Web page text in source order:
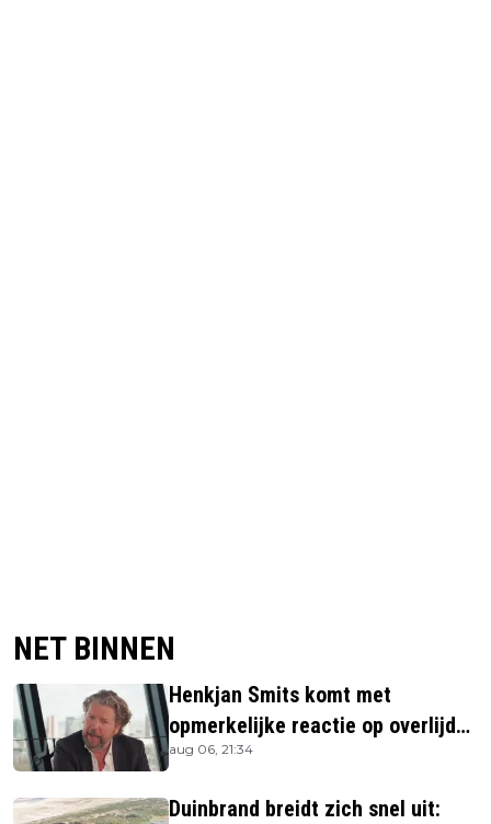
NET BINNEN
Henkjan Smits komt met
opmerkelijke reactie op overlijden
Jerney Kaagman
aug 06, 21:34
Duinbrand breidt zich snel uit: